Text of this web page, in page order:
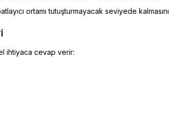
ortamı tutuşturmayacak seviyede
ihtiyaca cevap verir: